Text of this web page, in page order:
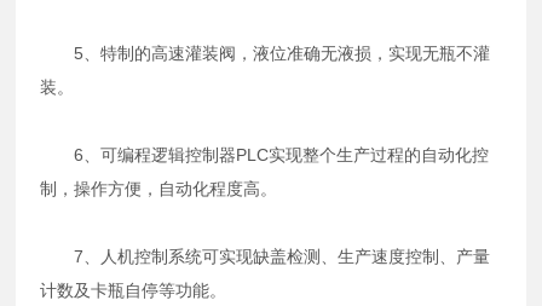
5、特制的高速灌装阀，液位准确无液损，实现无瓶不灌
装。
6、可编程逻辑控制器PLC实现整个生产过程的自动化控
制，操作方便，自动化程度高。
7、人机控制系统可实现缺盖检测、生产速度控制、产量
计数及卡瓶自停等功能。